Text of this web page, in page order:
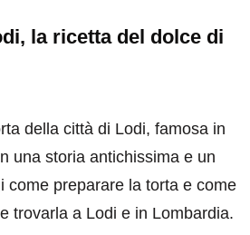
la ricetta del dolce di
della città di Lodi, famosa in
una storia antichissima e un
come preparare la torta e come
trovarla a Lodi e in Lombardia.